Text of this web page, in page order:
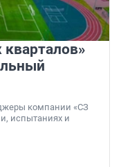
компании «СЗ
испытаниях и